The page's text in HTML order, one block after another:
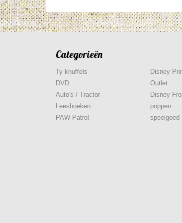
Categorieën
Ty knuffels
DVD
Auto's / Tractor
Leesboeken
PAW Patrol
Disney
Outlet
Disney
poppen
speelgoed